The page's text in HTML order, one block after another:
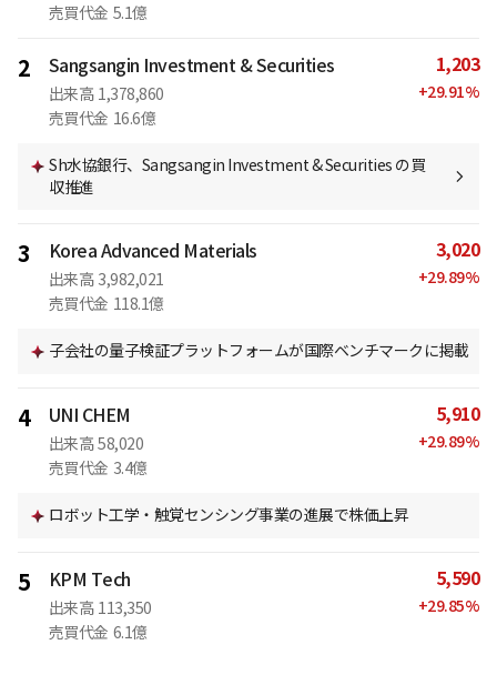
売買代金 5.1億
2 Sangsangin Investment & Securities
出来高 1,378,860
売買代金 16.6億
1,203
+29.91%
Sh水協銀行、Sangsangin Investment & Securities の買
収推進
3 Korea Advanced Materials
出来高 3,982,021
売買代金 118.1億
3,020
+29.89%
子会社の量子検証プラットフォームが国際ベンチマークに掲載
4 UNI CHEM
出来高 58,020
売買代金 3.4億
5,910
+29.89%
ロボット工学・触覚センシング事業の進展で株価上昇
5 KPM Tech
出来高 113,350
売買代金 6.1億
5,590
+29.85%